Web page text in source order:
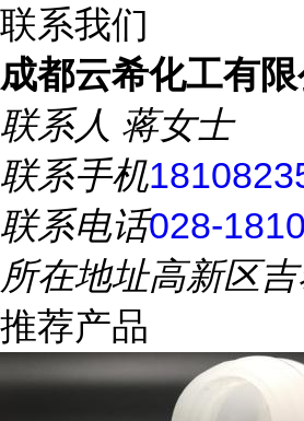
联系我们
成都云希化工有限
联系人 蒋女士
联系手机
联系电话028-
所在地址高新区
推荐产品